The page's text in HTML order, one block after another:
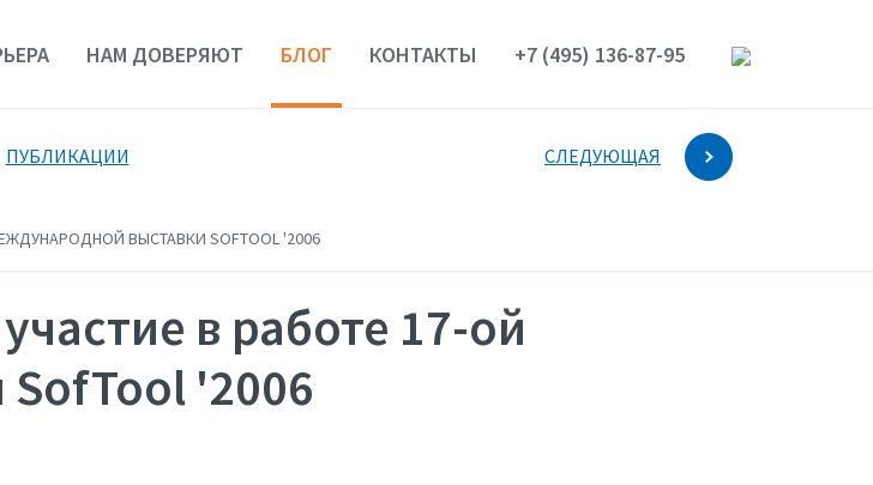
НАМ ДОВЕРЯЮТ БЛОГ КОНТАКТЫ +7 (495) 136-87-95
ПУБЛИКАЦИИ СЛЕДУЮЩАЯ
ВЫСТАВКИ SOFTOOL '2006
в работе 17-ой
'2006